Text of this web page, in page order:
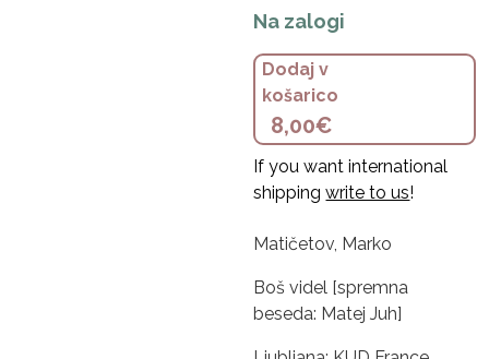
Na zalogi
Dodaj v
košarico
8,00€
If you want international
shippingwrite to us!
Matičetov, Marko
Boš videl [spremna
beseda: Matej Juh]